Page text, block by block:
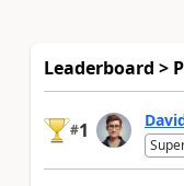
Leaderboard >
#1